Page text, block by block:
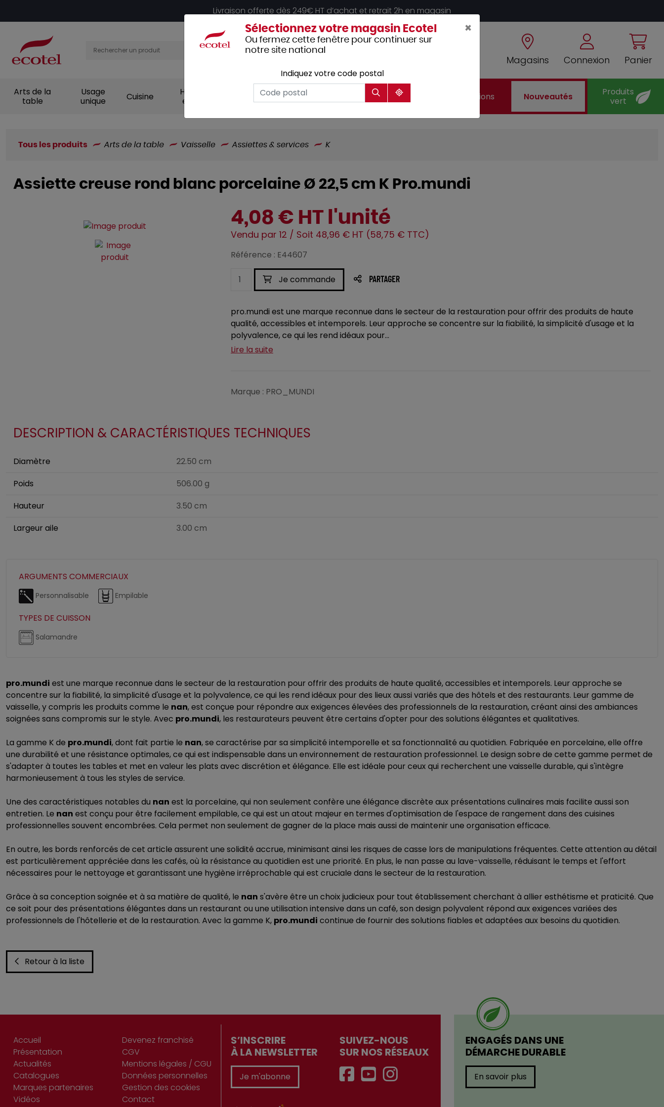
Livraison offerte dès 249€ HT d’achat et retrait 2h en magasin
Magasins Connexion Panier
Arts de la
table
Usage
unique
Cuisine
Hygiène et
entretien
Vêtements
professionnels
Hôtellerie Mobilier Promotions Nouveautés
Produits
vert
Tous les produits Arts de la table Vaisselle Assiettes & services K
Assiette creuse rond blanc porcelaine Ø 22,5 cm K Pro.mundi
4,08 € HT l'unité
Vendu par 12 / Soit 48,96 € HT (58,75 € TTC)
Référence : E44607
Je commande PARTAGER
pro.mundi est une marque reconnue dans le secteur de la restauration pour offrir des produits de haute
qualité, accessibles et intemporels. Leur approche se concentre sur la fiabilité, la simplicité d'usage et la
polyvalence, ce qui les rend idéaux pour...
Lire la suite
Marque : PRO_MUNDI
DESCRIPTION & CARACTÉRISTIQUES TECHNIQUES
Diamètre
22.50 cm
Poids
506.00 g
Hauteur
3.50 cm
Largeur aile
3.00 cm
ARGUMENTS COMMERCIAUX
Personnalisable Empilable
TYPES DE CUISSON
Salamandre
pro.mundi est une marque reconnue dans le secteur de la restauration pour offrir des produits de haute qualité, accessibles et intemporels. Leur approche se
concentre sur la fiabilité, la simplicité d'usage et la polyvalence, ce qui les rend idéaux pour des lieux aussi variés que des hôtels et des restaurants. Leur gamme de
vaisselle, y compris les produits comme le nan, est conçue pour répondre aux exigences élevées des professionnels de la restauration, créant ainsi des ambiances
soignées sans compromis sur le style. Avec pro.mundi, les restaurateurs peuvent être certains d'opter pour des solutions élégantes et qualitatives.
La gamme K de pro.mundi, dont fait partie le nan, se caractérise par sa simplicité intemporelle et sa fonctionnalité au quotidien. Fabriquée en porcelaine, elle offre
une durabilité et une résistance optimales, ce qui est indispensable dans un environnement de restauration professionnel. Le design sobre de cette gamme permet de
s'adapter à toutes les tables et met en valeur les plats avec discrétion et élégance. Elle est idéale pour ceux qui recherchent une vaisselle durable, qui s'intègre
harmonieusement à tous les styles de service.
Une des caractéristiques notables du nan est la porcelaine, qui non seulement confère une élégance discrète aux présentations culinaires mais facilite aussi son
entretien. Le nan est conçu pour être facilement empilable, ce qui est un atout majeur en termes d'optimisation de l'espace de rangement dans des cuisines
professionnelles souvent encombrées. Cela permet non seulement de gagner de la place mais aussi de maintenir une organisation efficace.
En outre, les bords renforcés de cet article assurent une solidité accrue, minimisant ainsi les risques de casse lors de manipulations fréquentes. Cette attention au détail
est particulièrement appréciée dans les cafés, où la résistance au quotidien est une priorité. En plus, le nan passe au lave-vaisselle, réduisant le temps et l'effort
nécessaires pour le nettoyage et garantissant une hygiène irréprochable qui est cruciale dans le secteur de la restauration.
Grâce à sa conception soignée et à sa matière de qualité, le nan s'avère être un choix judicieux pour tout établissement cherchant à allier esthétisme et praticité. Que
ce soit pour des présentations élégantes dans un restaurant ou une utilisation intensive dans un café, son design polyvalent répond aux exigences variées des
professionnels de l'hôtellerie et de la restauration. Avec la gamme K, pro.mundi continue de fournir des solutions fiables et adaptées aux besoins du quotidien.
Retour à la liste
ENGAGÉS DANS UNE
DÉMARCHE DURABLE
En savoir plus
Accueil
Présentation
Actualités
Catalogues
Marques partenaires
Vidéos
Devenez franchisé
CGV
Mentions légales / CGU
Données personnelles
Gestion des cookies
Contact
S’INSCRIRE
À LA NEWSLETTER
Je m'abonne
SUIVEZ-NOUS
SUR NOS RÉSEAUX
×
Sélectionnez votre magasin Ecotel
Ou fermez cette fenêtre pour continuer sur
notre site national
Indiquez votre code postal